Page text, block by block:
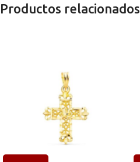
Productos relacionados